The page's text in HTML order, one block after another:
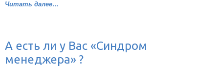
Читать далее…
А есть ли у Вас «Синдром
менеджера» ?